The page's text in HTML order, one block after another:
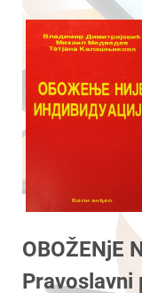
OBOŽENjE
Pravoslavni